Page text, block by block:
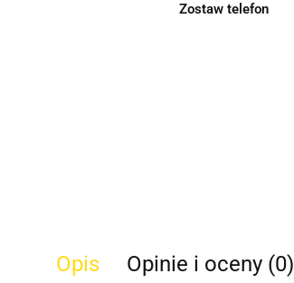
Zostaw telefon
Opis Opinie i oceny (0)